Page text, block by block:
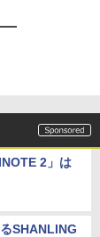
2」は
SHANLING